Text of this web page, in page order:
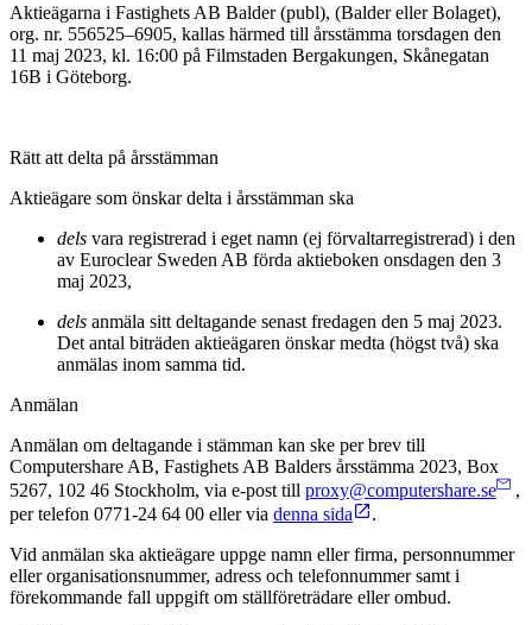
Aktieägarna i Fastighets AB Balder (publ), (Balder eller Bolaget),
org. nr. 556525–6905, kallas härmed till årsstämma torsdagen den
11 maj 2023, kl. 16:00 på Filmstaden Bergakungen, Skånegatan
16B i Göteborg.
Rätt att delta på årsstämman
Aktieägare som önskar delta i årsstämman ska
dels vara registrerad i eget namn (ej förvaltarregistrerad) i den
av Euroclear Sweden AB förda aktieboken onsdagen den 3
maj 2023,
dels anmäla sitt deltagande senast fredagen den 5 maj 2023.
Det antal biträden aktieägaren önskar medta (högst två) ska
anmälas inom samma tid.
Anmälan
Anmälan om deltagande i stämman kan ske per brev till
Computershare AB, Fastighets AB Balders årsstämma 2023, Box
5267, 102 46 Stockholm, via e-post till proxy@computershare.se
,
per telefon 0771-24 64 00 eller via denna sida
.
Vid anmälan ska aktieägare uppge namn eller firma, personnummer
eller organisationsnummer, adress och telefonnummer samt i
förekommande fall uppgift om ställföreträdare eller ombud.